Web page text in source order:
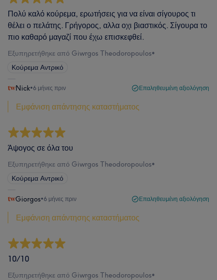
Πολύ καλό κούρεμα, ερωτήσεις για να είναι σίγουρος τι
θέλει ο πελάτης. Γρήγορος, αλλα οχι βιαστικός. Σίγουρα το
πιο καθαρό μαγαζί που έχω επισκεφθεί.
Εξυπηρετήθηκε από Giwrgos Theodoropoulos•
Κούρεμα Αντρικό
Nick•6 μήνες πριν Επαληθευμένη αξιολόγηση
Εμφάνιση απάντησης καταστήματος
Άψογος σε όλα του
Εξυπηρετήθηκε από Giwrgos Theodoropoulos•
Κούρεμα Αντρικό
Giorgos•6 μήνες πριν Επαληθευμένη αξιολόγηση
Εμφάνιση απάντησης καταστήματος
10/10
Εξυπηρετήθηκε από Giwrgos Theodoropoulos•